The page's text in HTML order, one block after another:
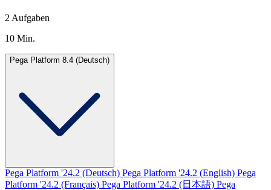
2 Aufgaben
10 Min.
Pega Platform 8.4 (Deutsch)
Pega Platform '24.2 (Deutsch) Pega Platform '24.2 (English) Pega
Platform '24.2 (Français) Pega Platform '24.2 (日本語) Pega